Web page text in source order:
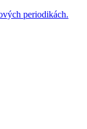
periodikách.